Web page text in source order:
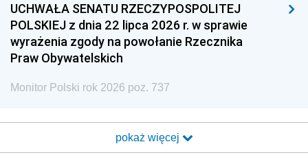
UCHWAŁA SENATU RZECZYPOSPOLITEJ
POLSKIEJ z dnia 22 lipca 2026 r. w sprawie
wyrażenia zgody na powołanie Rzecznika
Praw Obywatelskich
Monitor Polski rok 2026 poz. 737
pokaż więcej